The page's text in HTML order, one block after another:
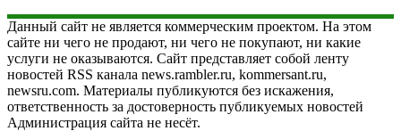
Данный сайт не является коммерческим проектом. На этом
сайте ни чего не продают, ни чего не покупают, ни какие
услуги не оказываются. Сайт представляет собой ленту
новостей RSS канала news.rambler.ru, kommersant.ru,
newsru.com. Материалы публикуются без искажения,
ответственность за достоверность публикуемых новостей
Администрация сайта не несёт.